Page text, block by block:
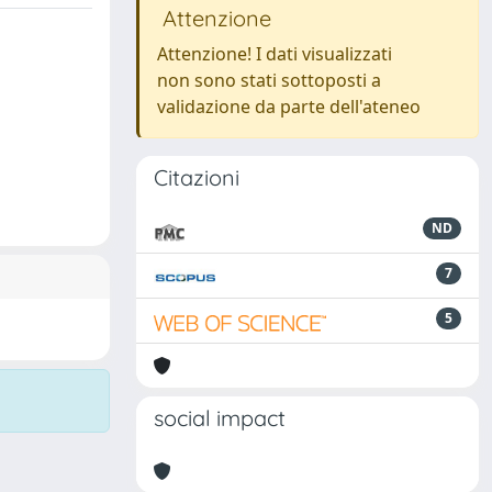
Attenzione
Attenzione! I dati visualizzati
non sono stati sottoposti a
validazione da parte dell'ateneo
Citazioni
ND
7
5
social impact